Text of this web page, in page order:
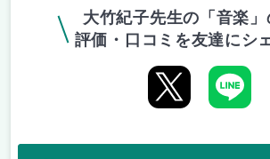
大竹紀子先生の「音楽」
評価・口コミを友達にシ